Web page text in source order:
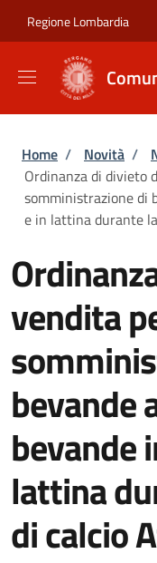
Regione Lombardia
Briciole di
Home / Novità /
Ordinanza di divieto
somministrazione di
e in lattina durante
vendita
bevande
bevande
lattina
di calcio